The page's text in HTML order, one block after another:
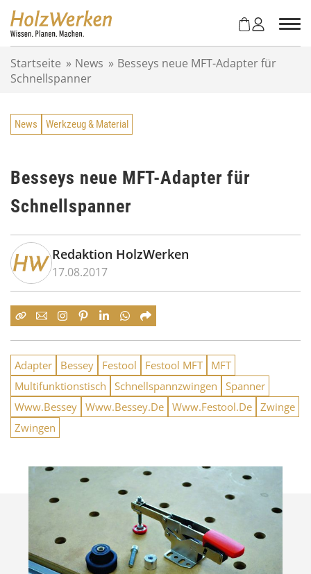
Startseite » News » Besseys neue MFT-Adapter für
Schnellspanner
News Werkzeug & Material
Besseys neue MFT-Adapter für
Schnellspanner
Redaktion HolzWerken
17.08.2017
Adapter Bessey Festool Festool MFT
MFT
Multifunktionstisch
Schnellspannzwingen
Spanner
Www.Bessey Www.Bessey.De Www.Festool.De Zwinge
Zwingen